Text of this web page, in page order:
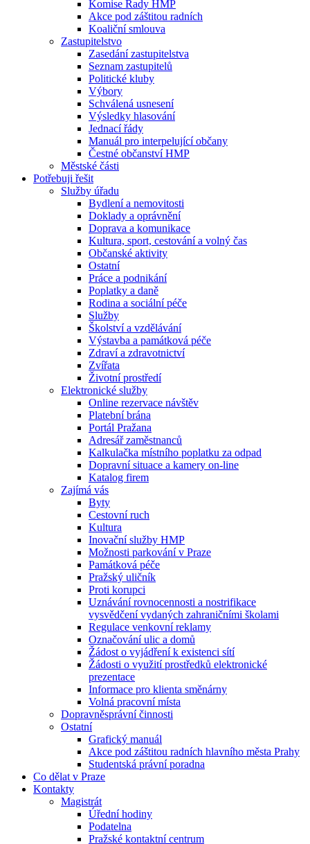
Komise Rady HMP
Akce pod záštitou radních
Koaliční smlouva
Zastupitelstvo
Zasedání zastupitelstva
Seznam zastupitelů
Politické kluby
Výbory
Schválená usnesení
Výsledky hlasování
Jednací řády
Manuál pro interpelující občany
Čestné občanství HMP
Městské části
Potřebuji řešit
Služby úřadu
Bydlení a nemovitosti
Doklady a oprávnění
Doprava a komunikace
Kultura, sport, cestování a volný čas
Občanské aktivity
Ostatní
Práce a podnikání
Poplatky a daně
Rodina a sociální péče
Služby
Školství a vzdělávání
Výstavba a památková péče
Zdraví a zdravotnictví
Zvířata
Životní prostředí
Elektronické služby
Online rezervace návštěv
Platební brána
Portál Pražana
Adresář zaměstnanců
Kalkulačka místního poplatku za odpad
Dopravní situace a kamery on-line
Katalog firem
Zajímá vás
Byty
Cestovní ruch
Kultura
Inovační služby HMP
Možnosti parkování v Praze
Památková péče
Pražský uličník
Proti korupci
Uznávání rovnocennosti a nostrifikace
vysvědčení vydaných zahraničními školami
Regulace venkovní reklamy
Označování ulic a domů
Žádost o vyjádření k existenci sítí
Žádosti o využití prostředků elektronické
prezentace
Informace pro klienta směnárny
Volná pracovní místa
Dopravněsprávní činnosti
Ostatní
Grafický manuál
Akce pod záštitou radních hlavního města Prahy
Studentská právní poradna
Co dělat v Praze
Kontakty
Magistrát
Úřední hodiny
Podatelna
Pražské kontaktní centrum